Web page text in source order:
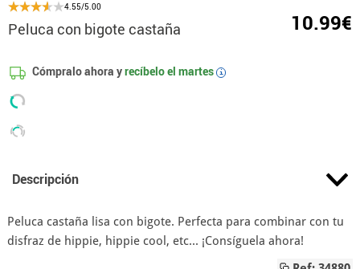
4.55/5.00
Peluca con bigote castaña 10.99€
Cómpralo ahora yrecíbelo el martes i
Descripción
Peluca castaña lisa con bigote. Perfecta para combinar con tu
disfraz de hippie, hippie cool, etc... ¡Consíguela ahora!